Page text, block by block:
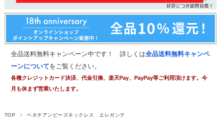
全品送料無料キャンペーン中です！ 詳しくは全品送料無料キャンペ
ーンについてをご覧ください。
各種クレジットカード決済、代金引換、楽天Pay、PayPay等ご利用頂けます。今
月も休まず営業いたします。
TOP ベネチアンビーズネックレス エレガンテ